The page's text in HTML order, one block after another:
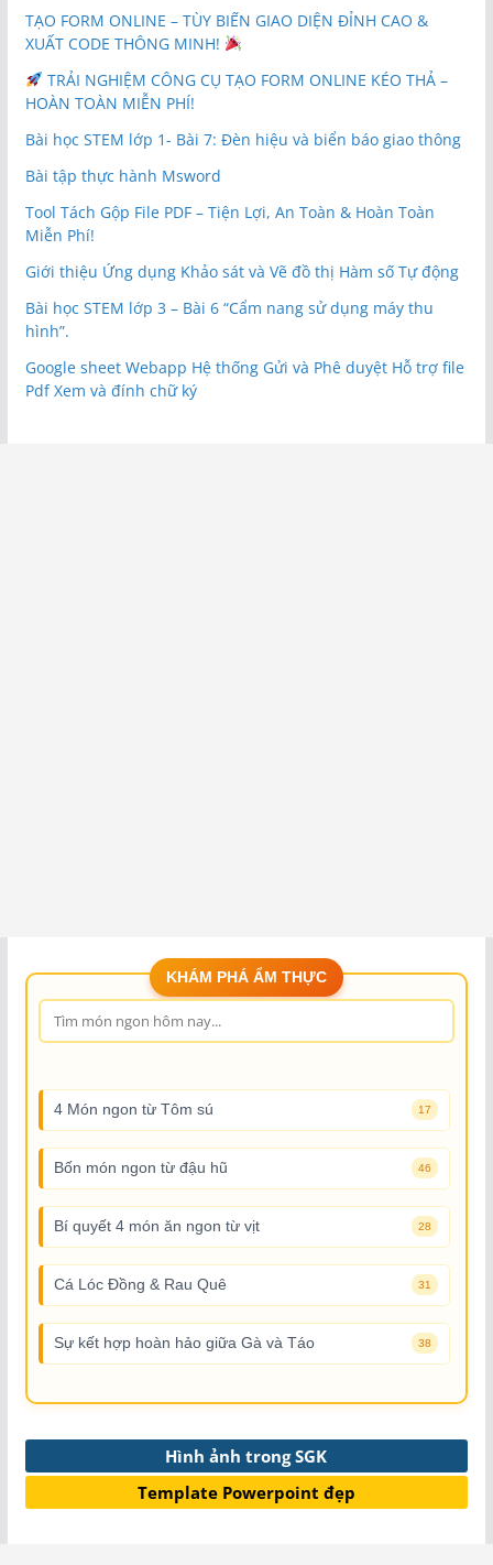
TẠO FORM ONLINE – TÙY BIẾN GIAO DIỆN ĐỈNH CAO &
XUẤT CODE THÔNG MINH!
TRẢI NGHIỆM CÔNG CỤ TẠO FORM ONLINE KÉO THẢ –
HOÀN TOÀN MIỄN PHÍ!
Bài học STEM lớp 1- Bài 7: Đèn hiệu và biển báo giao thông
Bài tập thực hành Msword
Tool Tách Gộp File PDF – Tiện Lợi, An Toàn & Hoàn Toàn
Miễn Phí!
Giới thiệu Ứng dụng Khảo sát và Vẽ đồ thị Hàm số Tự động
Bài học STEM lớp 3 – Bài 6 “Cẩm nang sử dụng máy thu
hình”.
Google sheet Webapp Hệ thống Gửi và Phê duyệt Hỗ trợ file
Pdf Xem và đính chữ ký
KHÁM PHÁ ẨM THỰC
4 Món ngon từ Tôm sú 17
Bốn món ngon từ đậu hũ 46
Bí quyết 4 món ăn ngon từ vịt 28
Cá Lóc Đồng & Rau Quê 31
Sự kết hợp hoàn hảo giữa Gà và Táo 38
Hình ảnh trong SGK
Template Powerpoint đẹp